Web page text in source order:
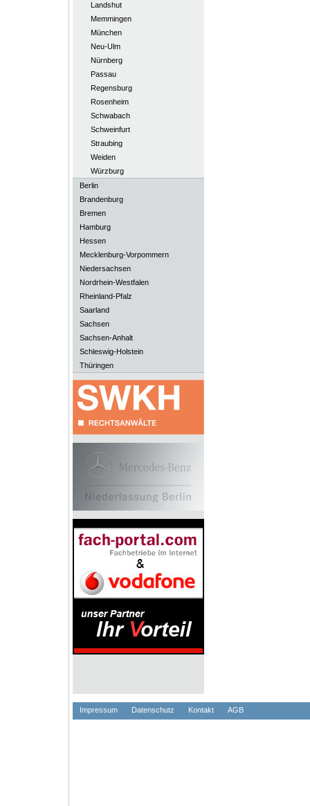
Landshut
Memmingen
München
Neu-Ulm
Nürnberg
Passau
Regensburg
Rosenheim
Schwabach
Schweinfurt
Straubing
Weiden
Würzburg
Berlin
Brandenburg
Bremen
Hamburg
Hessen
Mecklenburg-Vorpommern
Niedersachsen
Nordrhein-Westfalen
Rheinland-Pfalz
Saarland
Sachsen
Sachsen-Anhalt
Schleswig-Holstein
Thüringen
Impressum Datenschutz Kontakt AGB